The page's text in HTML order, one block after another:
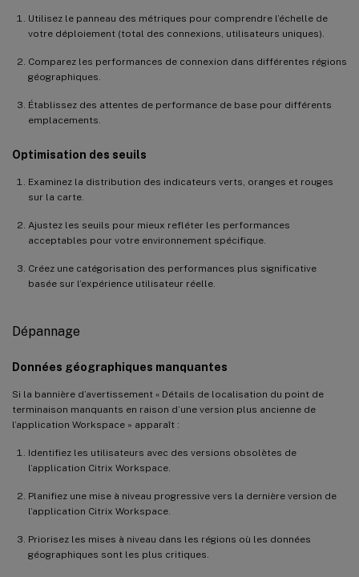
Utilisez le panneau des métriques pour comprendre l’échelle de
votre déploiement (total des connexions, utilisateurs uniques).
Comparez les performances de connexion dans différentes régions
géographiques.
Établissez des attentes de performance de base pour différents
emplacements.
Optimisation des seuils
Examinez la distribution des indicateurs verts, oranges et rouges
sur la carte.
Ajustez les seuils pour mieux refléter les performances
acceptables pour votre environnement spécifique.
Créez une catégorisation des performances plus significative
basée sur l’expérience utilisateur réelle.
Dépannage
Données géographiques manquantes
Si la bannière d’avertissement « Détails de localisation du point de
terminaison manquants en raison d’une version plus ancienne de
l’application Workspace » apparaît :
Identifiez les utilisateurs avec des versions obsolètes de
l’application Citrix Workspace.
Planifiez une mise à niveau progressive vers la dernière version de
l’application Citrix Workspace.
Priorisez les mises à niveau dans les régions où les données
géographiques sont les plus critiques.